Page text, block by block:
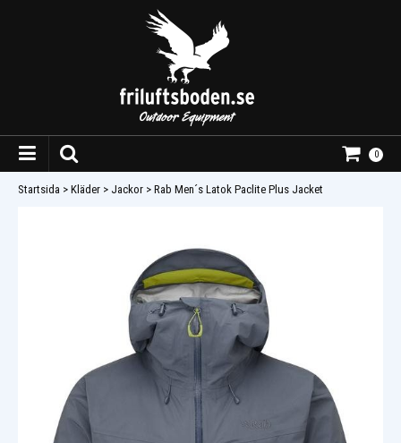
0
Startsida > Kläder > Jackor > Rab Men´s Latok Paclite Plus Jacket